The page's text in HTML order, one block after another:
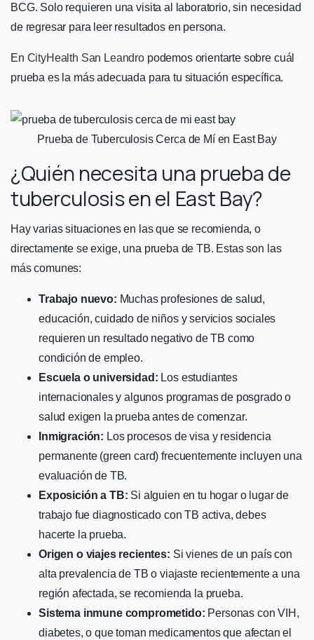
BCG. Solo requieren una visita al laboratorio, sin necesidad
de regresar para leer resultados en persona.
En CityHealth San Leandro podemos orientarte sobre cuál
prueba es la más adecuada para tu situación específica.
Prueba de Tuberculosis Cerca de Mí en East Bay
¿Quién necesita una prueba de
tuberculosis en el East Bay?
Hay varias situaciones en las que se recomienda, o
directamente se exige, una prueba de TB. Estas son las
más comunes:
Trabajo nuevo: Muchas profesiones de salud,
educación, cuidado de niños y servicios sociales
requieren un resultado negativo de TB como
condición de empleo.
Escuela o universidad: Los estudiantes
internacionales y algunos programas de posgrado o
salud exigen la prueba antes de comenzar.
Inmigración: Los procesos de visa y residencia
permanente (green card) frecuentemente incluyen una
evaluación de TB.
Exposición a TB: Si alguien en tu hogar o lugar de
trabajo fue diagnosticado con TB activa, debes
hacerte la prueba.
Origen o viajes recientes: Si vienes de un país con
alta prevalencia de TB o viajaste recientemente a una
región afectada, se recomienda la prueba.
Sistema inmune comprometido: Personas con VIH,
diabetes, o que toman medicamentos que afectan el